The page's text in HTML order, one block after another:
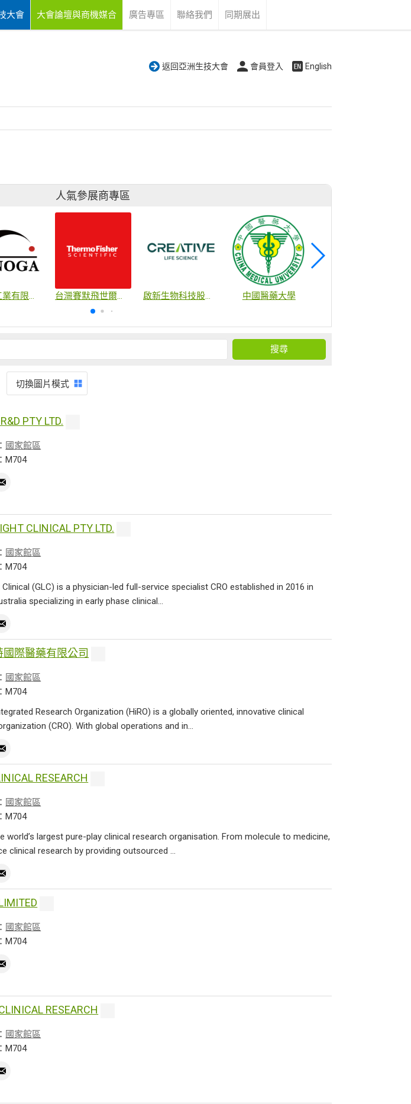
大會 大會論壇與商機媒合 廣告專區 聯絡我們 同期展出
返回亞洲生技大會 會員登入 English
人氣參展商專區
彌之賀工業有限公司 台灣賽默飛世爾科技股份有限公司 啟新生物科技股份有限公司 中國醫藥大學
切換圖片模式
PTY LTD.
國家館區
M704
CLINICAL PTY LTD.
國家館區
M704
Clinical (GLC) is a physician-led full-service specialist CRO established in 2016 in
specializing in early phase clinical...
國際醫藥有限公司
國家館區
M704
Research Organization (HiRO) is a globally oriented, innovative clinical
(CRO). With global operations and in...
RESEARCH
國家館區
M704
world’s largest pure-play clinical research organisation. From molecule to medicine,
clinical research by providing outsourced ...
國家館區
M704
RESEARCH
國家館區
M704